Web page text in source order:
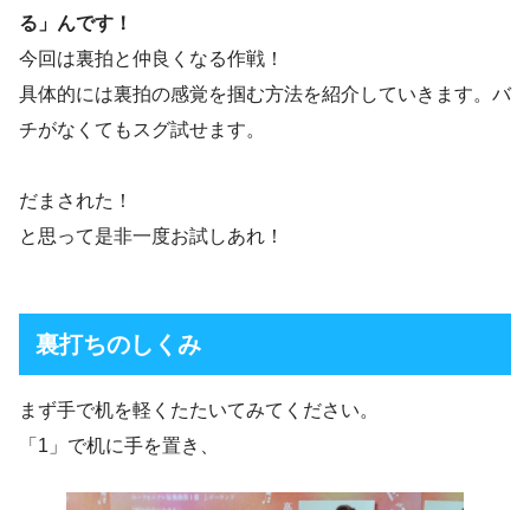
る」んです！
今回は裏拍と仲良くなる作戦！
具体的には裏拍の感覚を掴む方法を紹介していきます。バ
チがなくてもスグ試せます。
だまされた！
と思って是非一度お試しあれ！
裏打ちのしくみ
まず手で机を軽くたたいてみてください。
「1」で机に手を置き、